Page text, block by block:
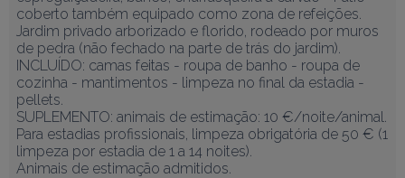
coberto também equipado como zona de refeições.
Jardim privado arborizado e florido, rodeado por muros
de pedra (não fechado na parte de trás do jardim).
INCLUÍDO: camas feitas - roupa de banho - roupa de
cozinha - mantimentos - limpeza no final da estadia -
pellets.
SUPLEMENTO: animais de estimação: 10 €/noite/animal.
Para estadias profissionais, limpeza obrigatória de 50 € (1
limpeza por estadia de 1 a 14 noites).
Animais de estimação admitidos.